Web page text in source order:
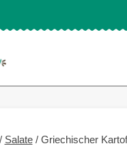
/ Salate / Griechischer